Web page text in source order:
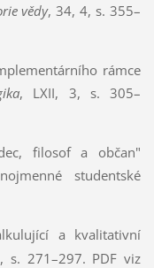
vědy, 34, 4, s.355–
rámce
, LXII, 3, s. 305–
filosof a občan"
studentské
a kvalitativní
s. 271–297. PDF viz